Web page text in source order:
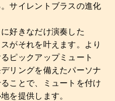
サイレントブラスの進化
好きなだけ演奏した
がそれを叶えます。より
ピックアップミュート
リングを備えたパーソナ
ことで、ミュートを付け
を提供します。